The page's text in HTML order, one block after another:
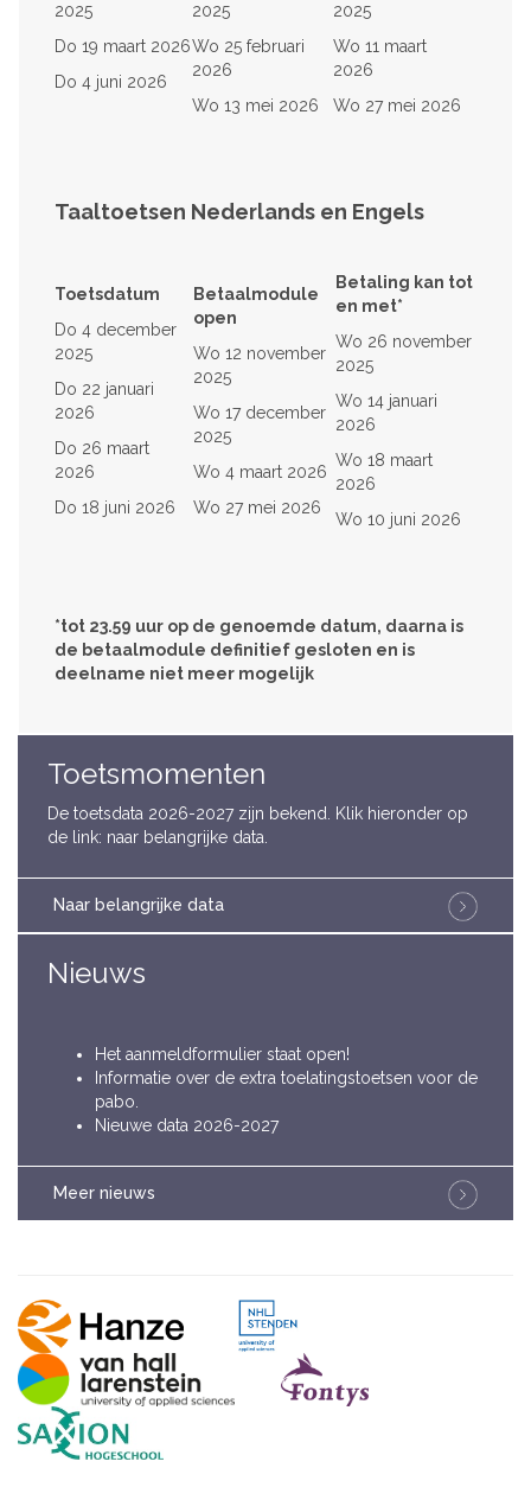
2025
Do 19 maart 2026
Do 4 juni 2026
2025
Wo 25 februari
2026
Wo 13 mei 2026
2025
Wo 11 maart
2026
Wo 27 mei 2026
Taaltoetsen Nederlands en Engels
Toetsdatum
Do 4 december
2025
Do 22 januari
2026
Do 26 maart
2026
Do 18 juni 2026
Betaalmodule
open
Wo 12 november
2025
Wo 17 december
2025
Wo 4 maart 2026
Wo 27 mei 2026
Betaling kan tot
en met*
Wo 26 november
2025
Wo 14 januari
2026
Wo 18 maart
2026
Wo 10 juni 2026
*tot 23.59 uur op de genoemde datum, daarna is
de betaalmodule definitief gesloten en is
deelname niet meer mogelijk
Toetsmomenten
De toetsdata 2026-2027 zijn bekend. Klik hieronder op
de link: naar belangrijke data.
Naar belangrijke data
Nieuws
Het aanmeldformulier staat open!
Informatie over de extra toelatingstoetsen voor de
pabo.
Nieuwe data 2026-2027
Meer nieuws